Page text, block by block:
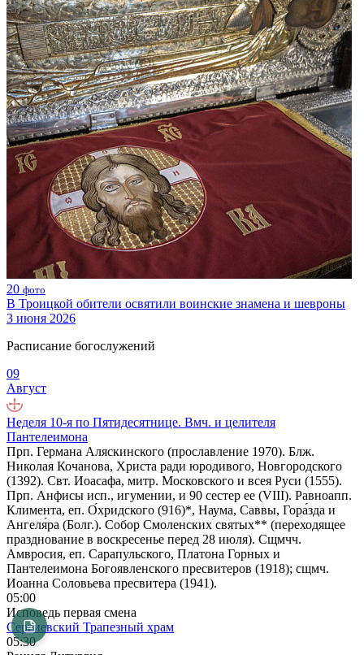
20 фото
В Троицкой обители освятили воинские знамена и шевроны
3 июня 2026
Расписание богослужений
09
Август
Неделя 10-я по Пятидесятнице. Вмч. и целителя
Пантелеимона
Прп. Германа Аляскинского (прославление 1970). Блж.
Николая Кочанова, Христа ради юродивого, Новгородского
(1392). Свт. Иоасафа, митр. Московского и всея Руси (1555).
Прп. Анфисы исп., игумении, и 90 сестер ее (VIII). Равноапп.
Климента, еп. О́хридского (916)*, Наума, Саввы, Гора́зда и
Ангеля́ра (Болг.). Собор Смоленских святых** (переходящее
празднование в воскресенье перед 28 июля). Сщмчч.
Амвросия, еп. Сарапульского, Платона Горных и
Пантелеимона Богоявленского пресвитеров (1918); сщмч.
Иоанна Соловьева пресвитера (1941).
05:00
Исповедь первая смена
Сергиевский Трапезный храм
05:30